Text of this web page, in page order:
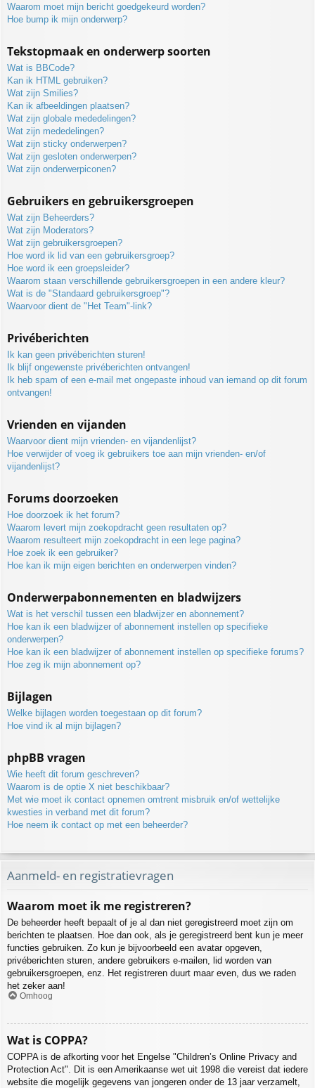
Waarom moet mijn bericht goedgekeurd worden?
Hoe bump ik mijn onderwerp?
Tekstopmaak en onderwerp soorten
Wat is BBCode?
Kan ik HTML gebruiken?
Wat zijn Smilies?
Kan ik afbeeldingen plaatsen?
Wat zijn globale mededelingen?
Wat zijn mededelingen?
Wat zijn sticky onderwerpen?
Wat zijn gesloten onderwerpen?
Wat zijn onderwerpiconen?
Gebruikers en gebruikersgroepen
Wat zijn Beheerders?
Wat zijn Moderators?
Wat zijn gebruikersgroepen?
Hoe word ik lid van een gebruikersgroep?
Hoe word ik een groepsleider?
Waarom staan verschillende gebruikersgroepen in een andere kleur?
Wat is de "Standaard gebruikersgroep"?
Waarvoor dient de "Het Team"-link?
Privéberichten
Ik kan geen privéberichten sturen!
Ik blijf ongewenste privéberichten ontvangen!
Ik heb spam of een e-mail met ongepaste inhoud van iemand op dit forum
ontvangen!
Vrienden en vijanden
Waarvoor dient mijn vrienden- en vijandenlijst?
Hoe verwijder of voeg ik gebruikers toe aan mijn vrienden- en/of
vijandenlijst?
Forums doorzoeken
Hoe doorzoek ik het forum?
Waarom levert mijn zoekopdracht geen resultaten op?
Waarom resulteert mijn zoekopdracht in een lege pagina?
Hoe zoek ik een gebruiker?
Hoe kan ik mijn eigen berichten en onderwerpen vinden?
Onderwerpabonnementen en bladwijzers
Wat is het verschil tussen een bladwijzer en abonnement?
Hoe kan ik een bladwijzer of abonnement instellen op specifieke
onderwerpen?
Hoe kan ik een bladwijzer of abonnement instellen op specifieke forums?
Hoe zeg ik mijn abonnement op?
Bijlagen
Welke bijlagen worden toegestaan op dit forum?
Hoe vind ik al mijn bijlagen?
phpBB vragen
Wie heeft dit forum geschreven?
Waarom is de optie X niet beschikbaar?
Met wie moet ik contact opnemen omtrent misbruik en/of wettelijke
kwesties in verband met dit forum?
Hoe neem ik contact op met een beheerder?
Aanmeld- en registratievragen
Waarom moet ik me registreren?
De beheerder heeft bepaalt of je al dan niet geregistreerd moet zijn om
berichten te plaatsen. Hoe dan ook, als je geregistreerd bent kun je meer
functies gebruiken. Zo kun je bijvoorbeeld een avatar opgeven,
privéberichten sturen, andere gebruikers e-mailen, lid worden van
gebruikersgroepen, enz. Het registreren duurt maar even, dus we raden
het zeker aan!
Omhoog
Wat is COPPA?
COPPA is de afkorting voor het Engelse "Children’s Online Privacy and
Protection Act". Dit is een Amerikaanse wet uit 1998 die vereist dat iedere
website die mogelijk gegevens van jongeren onder de 13 jaar verzamelt,